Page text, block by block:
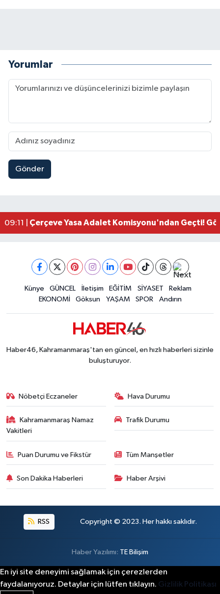
Yorumlar
Gönder
17:19 |Kahramanmaraşlı İşçi Adana'daki Tünel
09:11 | Çerçeve Yasa Adalet Komisyonu'ndan Geçti!
09:04 |Kahramanmaraş'taki Okul Saldırısı TBMM
Kahramanmaraş'ta Pusula Maraş Eğitim
Kahramanmaraş'ta Tarım İçin Su Seferberliği
20:02 |Kahramanmaraş'ta 5 Kilometrelik Yolda Sıcak
Künye GÜNCEL İletişim EĞİTİM SİYASET
Reklam
EKONOMİ
Göksun YAŞAM SPOR Andırın
Haber46, Kahramanmaraş'tan en güncel, en hızlı haberleri sizinle
buluşturuyor.
Nöbetçi Eczaneler Hava Durumu
Kahramanmaraş Namaz
Vakitleri
Trafik Durumu
Puan Durumu ve Fikstür Tüm Manşetler
Son Dakika Haberleri Haber Arşivi
RSS Copyright © 2023. Her hakkı saklıdır.
Haber Yazılımı: TE Bilişim
En iyi site deneyimi sağlamak için çerezlerden
faydalanıyoruz. Detaylar için lütfen tıklayın. Gizlilik Politikası